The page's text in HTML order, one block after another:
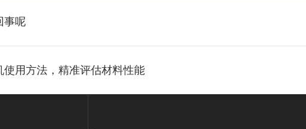
事呢
用方法，精准评估材料性能